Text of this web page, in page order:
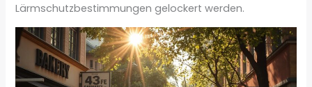
Lärmschutzbestimmungen gelockert werden.